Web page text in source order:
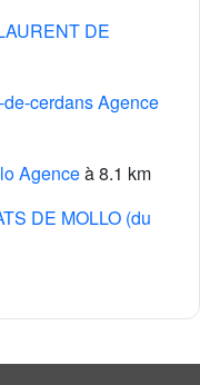
DE
cerdans Agence
Agenceà 8.1 km
DE MOLLO (du